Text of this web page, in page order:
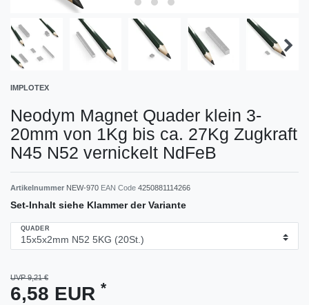
IMPLOTEX
Neodym Magnet Quader klein 3-
20mm von 1Kg bis ca. 27Kg Zugkraft
N45 N52 vernickelt NdFeB
Artikelnummer NEW-970 EAN Code 4250881114266
Set-Inhalt siehe Klammer der Variante
QUADER
UVP 9,21 €
6,58 EUR *